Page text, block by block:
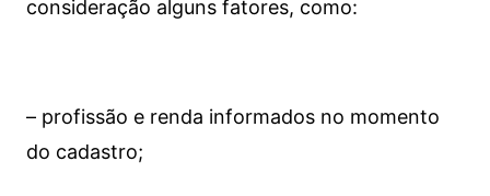
consideração alguns fatores, como:
– profissão e renda informados no momento
do cadastro;